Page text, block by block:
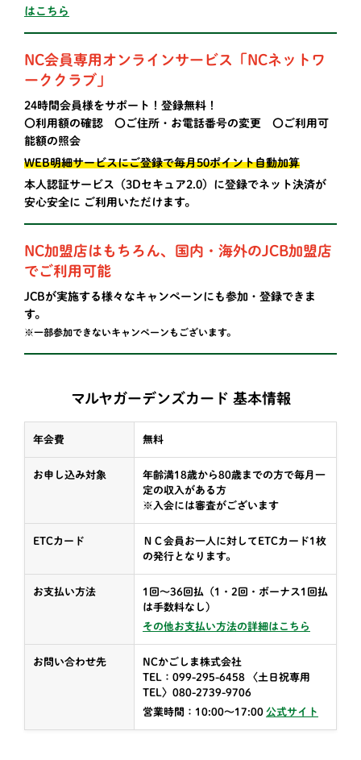
はこちら
NC会員専用オンラインサービス「NCネットワ
ーククラブ」
24時間会員様をサポート！登録無料！
〇利用額の確認 〇ご住所・お電話番号の変更 〇ご利用可
能額の照会
WEB明細サービスにご登録で毎月50ポイント自動加算
本人認証サービス（3Dセキュア2.0）に登録でネット決済が
安心安全に ご利用いただけます。
NC加盟店はもちろん、国内・海外のJCB加盟店
でご利用可能
JCBが実施する様々なキャンペーンにも参加・登録できま
す。
※一部参加できないキャンペーンもございます。
マルヤガーデンズカード 基本情報
年会費 無料
お申し込み対象
年齢満18歳から80歳までの方で毎月一
定の収入がある方
※入会には審査がございます
ETCカード
ＮＣ会員お一人に対してETCカード1枚
の発行となります。
お支払い方法
1回〜36回払（1・2回・ボーナス1回払
は手数料なし）
その他お支払い方法の詳細はこちら
お問い合わせ先
NCかごしま株式会社
TEL：099-295-6458 〈土日祝専用
TEL〉080-2739-9706
営業時間：10:00〜17:00 公式サイト